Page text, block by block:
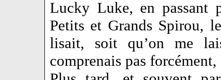
Lucky Luke, en passant
Petits et Grands Spirou,
lisait, soit qu’on me
comprenais pas